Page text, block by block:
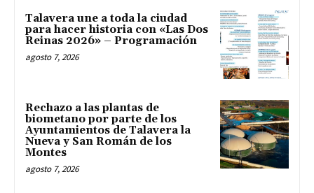
Talavera une a toda la ciudad
para hacer historia con «Las Dos
Reinas 2026» – Programación
agosto 7, 2026
Rechazo a las plantas de
biometano por parte de los
Ayuntamientos de Talavera la
Nueva y San Román de los
Montes
agosto 7, 2026